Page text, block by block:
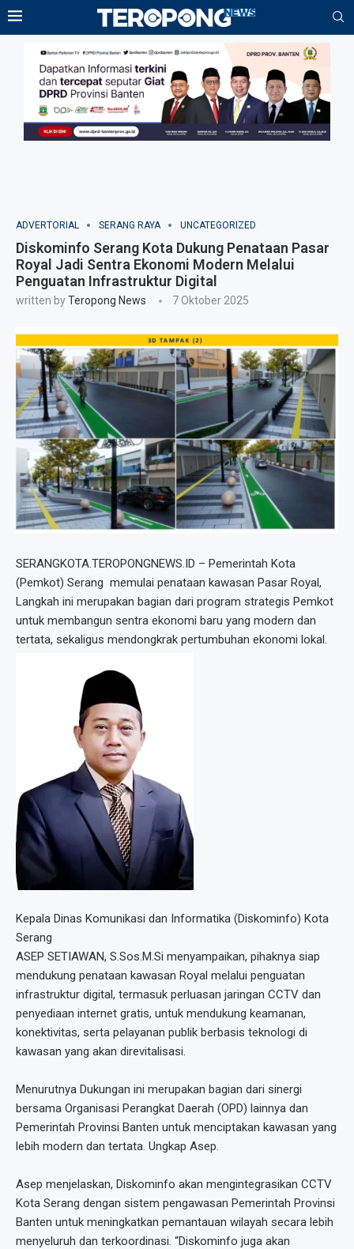
ADVERTORIAL SERANG RAYA UNCATEGORIZED
Diskominfo Serang Kota Dukung Penataan Pasar
Royal Jadi Sentra Ekonomi Modern Melalui
Penguatan Infrastruktur Digital
written byTeropong News 7 Oktober 2025
SERANGKOTA.TEROPONGNEWS.ID – Pemerintah Kota
(Pemkot) Serang memulai penataan kawasan Pasar Royal,
Langkah ini merupakan bagian dari program strategis Pemkot
untuk membangun sentra ekonomi baru yang modern dan
tertata, sekaligus mendongkrak pertumbuhan ekonomi lokal.
Kepala Dinas Komunikasi dan Informatika (Diskominfo) Kota
Serang
ASEP SETIAWAN, S.Sos.M.Si menyampaikan, pihaknya siap
mendukung penataan kawasan Royal melalui penguatan
infrastruktur digital, termasuk perluasan jaringan CCTV dan
penyediaan internet gratis, untuk mendukung keamanan,
konektivitas, serta pelayanan publik berbasis teknologi di
kawasan yang akan direvitalisasi.
Menurutnya Dukungan ini merupakan bagian dari sinergi
bersama Organisasi Perangkat Daerah (OPD) lainnya dan
Pemerintah Provinsi Banten untuk menciptakan kawasan yang
lebih modern dan tertata. Ungkap Asep.
Asep menjelaskan, Diskominfo akan mengintegrasikan CCTV
Kota Serang dengan sistem pengawasan Pemerintah Provinsi
Banten untuk meningkatkan pemantauan wilayah secara lebih
menyeluruh dan terkoordinasi. “Diskominfo juga akan